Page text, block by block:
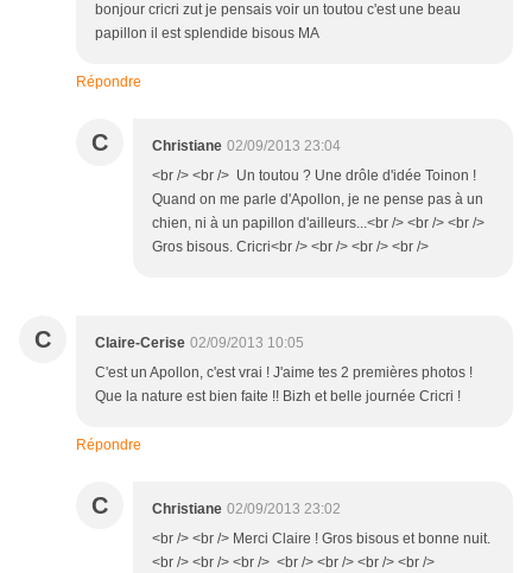
bonjour cricri zut je pensais voir un toutou c'est une beau
papillon il est splendide bisous MA
Répondre
C Christiane 02/09/2013 23:04
<br /> <br /> Un toutou ? Une drôle d'idée Toinon !
Quand on me parle d'Apollon, je ne pense pas à un
chien, ni à un papillon d'ailleurs...<br /> <br /> <br />
Gros bisous. Cricri<br /> <br /> <br /> <br />
C Claire-Cerise 02/09/2013 10:05
C'est un Apollon, c'est vrai ! J'aime tes 2 premières photos !
Que la nature est bien faite !! Bizh et belle journée Cricri !
Répondre
C Christiane 02/09/2013 23:02
<br /> <br /> Merci Claire ! Gros bisous et bonne nuit.
<br /> <br /> <br /> <br /> <br /> <br /> <br />